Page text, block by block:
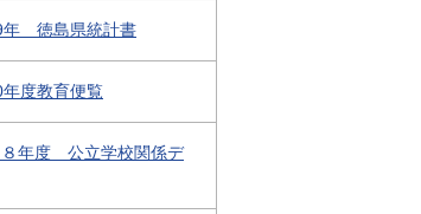
年 徳島県統計書
度教育便覧
年度 公立学校関係デ